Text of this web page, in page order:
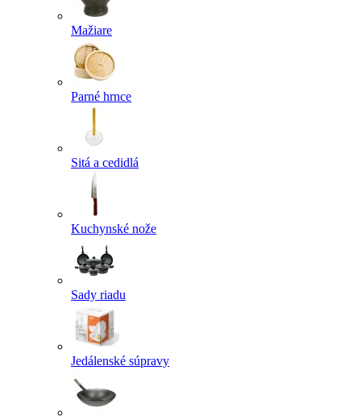
Mažiare
Parné hrnce
Sitá a cedidlá
Kuchynské nože
Sady riadu
Jedálenské súpravy